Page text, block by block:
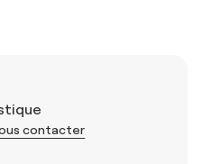
contacter